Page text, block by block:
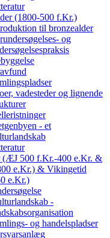
(1800-500 f.Kr.)
til bronzealder
og
vadesteder og lignende
- et
(ÆJ 500 f.Kr.-400 e.Kr. &
e.Kr.) & Vikingetid
e.Kr.)
-
og handelspladser